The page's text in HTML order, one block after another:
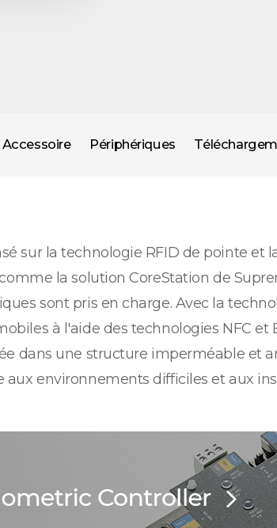
Accessoire Périphériques
sur la technologie RFID de pointe
la solution CoreStation de
sont pris en charge. Avec la
à l'aide des technologies NFC et
dans une structure imperméable et
environnements difficiles et aux